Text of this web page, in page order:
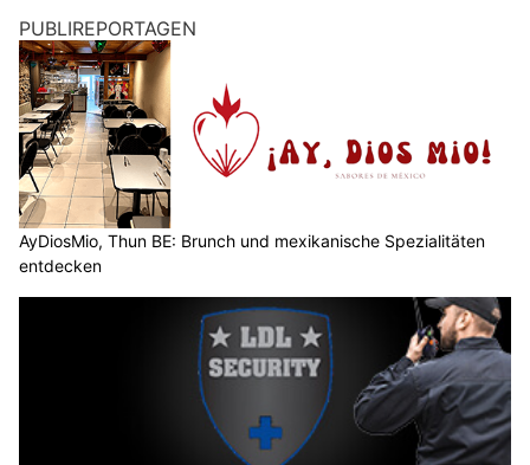
PUBLIREPORTAGEN
AyDiosMio, Thun BE: Brunch und mexikanische Spezialitäten
entdecken